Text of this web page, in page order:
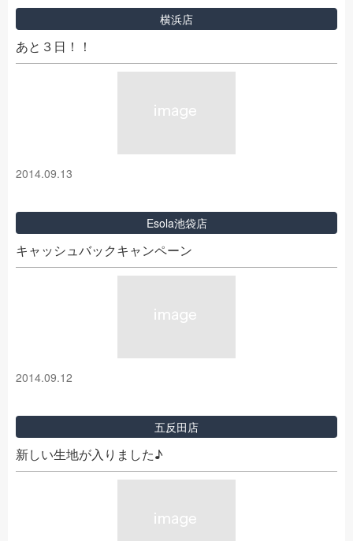
横浜店
あと３日！！
2014.09.13
Esola池袋店
キャッシュバックキャンペーン
2014.09.12
五反田店
新しい生地が入りました♪